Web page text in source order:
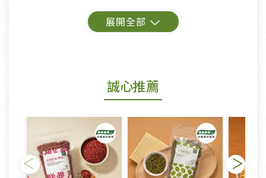
鑑賞期商品說明：
若您購買的商品有下列「不適用七天鑑賞期商品」情
形者，除商品瑕疵以外，恕不接受退換貨.
依消保法之規定提供該商品七天免費鑑賞期(含例假
日)的服務，原則上若商品未經使用或被汙損(除商品
瑕疵)，一般皆可申請退換貨。
誠心推薦